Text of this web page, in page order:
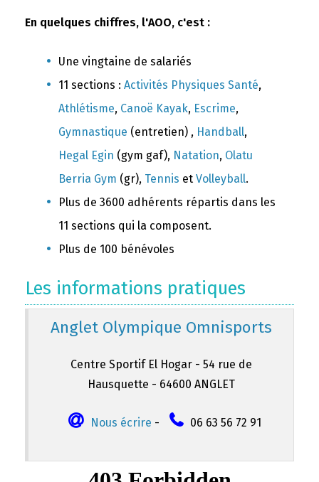
En quelques chiffres, l'AOO, c'est :
Une vingtaine de salariés
11 sections : Activités Physiques Santé,
Athlétisme, Canoë Kayak, Escrime,
Gymnastique (entretien) , Handball,
Hegal Egin (gym gaf), Natation, Olatu
Berria Gym (gr), Tennis et Volleyball.
Plus de 3600 adhérents répartis dans les
11 sections qui la composent.
Plus de 100 bénévoles
Les informations pratiques
Anglet Olympique Omnisports
Centre Sportif El Hogar - 54 rue de
Hausquette - 64600 ANGLET
Nous écrire - 06 63 56 72 91